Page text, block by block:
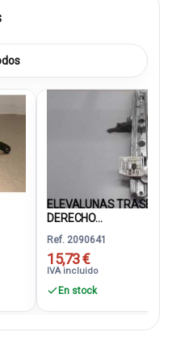
ELEVALUNAS TRASERO
DERECHO...
Ref. 2090641
15,73 €
IVA incluido
En stock